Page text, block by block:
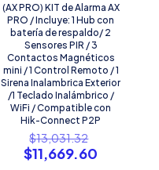
(AX PRO) KIT de Alarma AX
PRO / Incluye: 1 Hub con
batería de respaldo/ 2
Sensores PIR / 3
Contactos Magnéticos
mini / 1 Control Remoto / 1
Sirena Inalambrica Exterior
/1 Teclado Inalámbrico /
WiFi / Compatible con
Hik-Connect P2P
$13,031.32
precio
$11,669.60